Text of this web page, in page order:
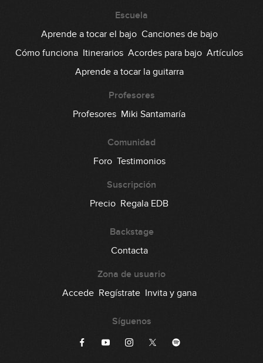
Escuela
Aprende a tocar el bajo Canciones de bajo
Cómo funciona Itinerarios Acordes para bajo Artículos
Aprende a tocar la guitarra
Profesores
Profesores Miki Santamaría
Comunidad
Foro Testimonios
Suscripción
Precio Regala EDB
Backstage
Contacta
Zona de usuario
Accede Regístrate Invita y gana
Síguenos